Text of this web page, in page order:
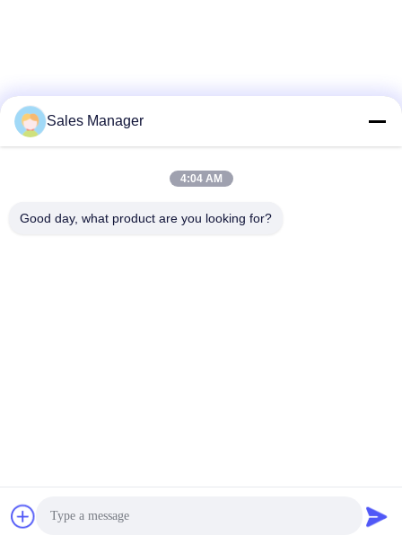
Sales Manager
4:04 AM
Good day, what product are you looking for?